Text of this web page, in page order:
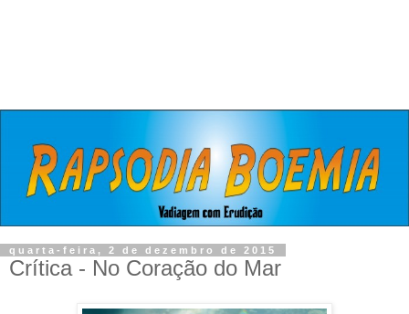
quarta-feira, 2 de dezembro de 2015
Crítica - No Coração do Mar